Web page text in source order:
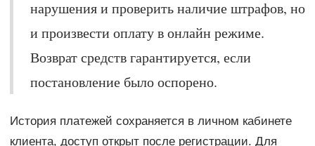
нарушения и проверить наличие штрафов, но
и произвести оплату в онлайн режиме.
Возврат средств гарантируется, если
постановление было оспорено.
История платежей сохраняется в личном кабинете
клиента, доступ открыт после регистрации. Для